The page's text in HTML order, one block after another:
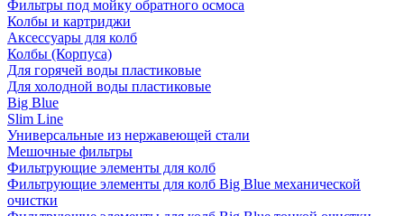
Фильтры под мойку обратного осмоса
Колбы и картриджи
Аксессуары для колб
Колбы (Корпуса)
Для горячей воды пластиковые
Для холодной воды пластиковые
Big Blue
Slim Line
Универсальные из нержавеющей стали
Мешочные фильтры
Фильтрующие элементы для колб
Фильтрующие элементы для колб Big Blue механической
очистки